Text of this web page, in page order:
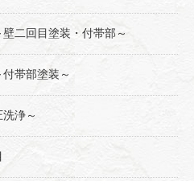
二回目塗装・付帯部～
帯部塗装～
浄～